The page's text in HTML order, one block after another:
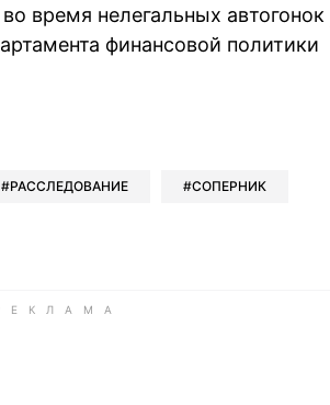
время нелегальных автогонок
финансовой политики
Whatsapp
в Messenger
в LinkedIn
РАССЛЕДОВАНИЕ СОПЕРНИК
news
Viber
в LinkedIn